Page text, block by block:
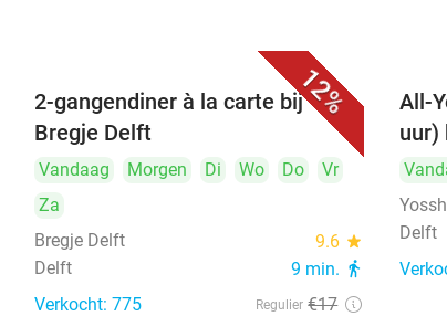
12%
2-gangendiner à la carte bij
Bregje Delft
Vandaag Morgen Di Wo Do
Vr
Za
Bregje Delft
9.6 star
Delft 9 min. directions_walk
Verkocht: 775 Regulier €17
All-
uur)
Delft